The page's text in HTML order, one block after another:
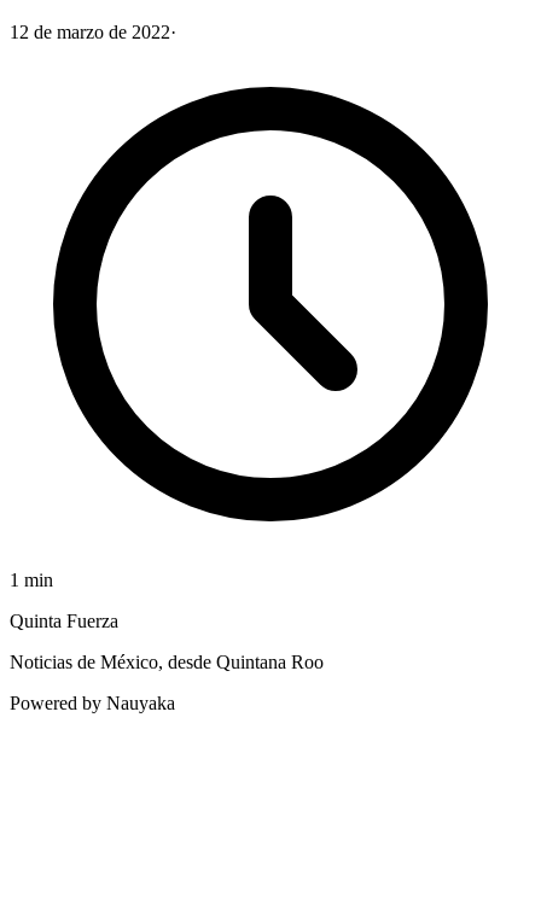
12 de marzo de 2022·
1 min
Quinta Fuerza
Noticias de México, desde Quintana Roo
Powered by Nauyaka